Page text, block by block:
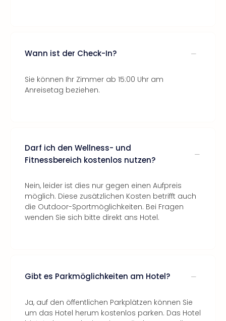
Wann ist der Check-In?
Sie können Ihr Zimmer ab 15:00 Uhr am
Anreisetag beziehen.
Darf ich den Wellness- und
Fitnessbereich kostenlos nutzen?
Nein, leider ist dies nur gegen einen Aufpreis
möglich. Diese zusätzlichen Kosten betrifft auch
die Outdoor-Sportmöglichkeiten. Bei Fragen
wenden Sie sich bitte direkt ans Hotel.
Gibt es Parkmöglichkeiten am Hotel?
Ja, auf den öffentlichen Parkplätzen können Sie
um das Hotel herum kostenlos parken. Das Hotel